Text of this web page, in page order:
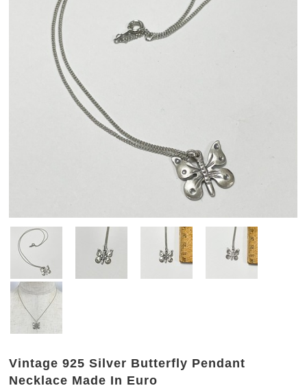
Vintage 925 Silver Butterfly Pendant
Necklace Made In Euro